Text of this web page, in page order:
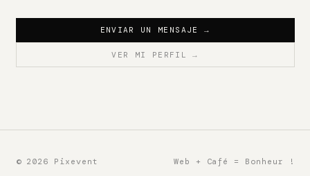
ENVIAR UN MENSAJE →
VER MI PERFIL→
© 2026 Pixevent Web + Café = Bonheur !